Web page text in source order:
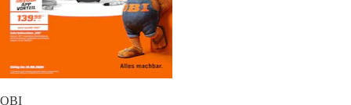
OBI